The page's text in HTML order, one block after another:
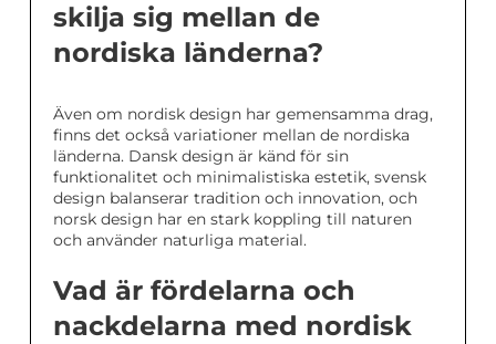
skilja sig mellan de
nordiska länderna?
Även om nordisk design har gemensamma drag,
finns det också variationer mellan de nordiska
länderna. Dansk design är känd för sin
funktionalitet och minimalistiska estetik, svensk
design balanserar tradition och innovation, och
norsk design har en stark koppling till naturen
och använder naturliga material.
Vad är fördelarna och
nackdelarna med nordisk